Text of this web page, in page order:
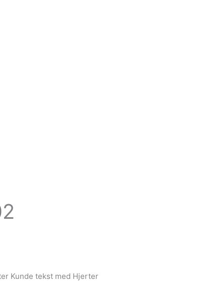
Kunde tekst med Hjerter